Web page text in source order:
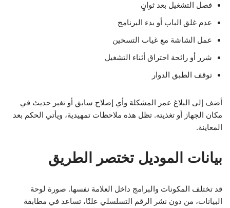
فصل التشغيل بعد ثوانٍ
عدم غلق الباب أو بدء البرنامج
عمل الشاشة مع غياب التسخين
شرر أو رائحة احتراق أثناء التشغيل
توقف الطبق الدوار
أضف إلى البلاغ عمر المشكلة وأي إصلاح سابق أو تغير حديث في
مكان الجهاز أو تغذيته. تظل هذه ملاحظات تمهيدية، ويأتي الحكم بعد
المعاينة.
بيانات الموديل تختصر الطريق
قد تختلف المكونات والبرامج داخل العلامة نفسها. صورة لوحة
البيانات، من دون نشر الرقم التسلسلي علنًا، تساعد في مطابقة